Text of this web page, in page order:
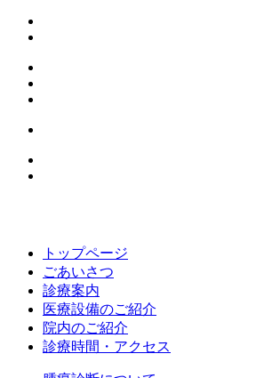
トップページ
ごあいさつ
診療案内
医療設備のご紹介
院内のご紹介
診療時間・アクセス